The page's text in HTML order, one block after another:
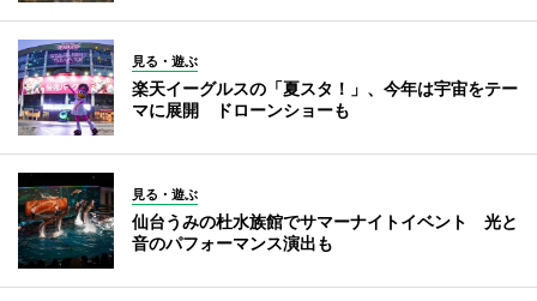
見る・遊ぶ
楽天イーグルスの「夏スタ！」、今年は宇宙をテー
マに展開 ドローンショーも
見る・遊ぶ
仙台うみの杜水族館でサマーナイトイベント 光と
音のパフォーマンス演出も